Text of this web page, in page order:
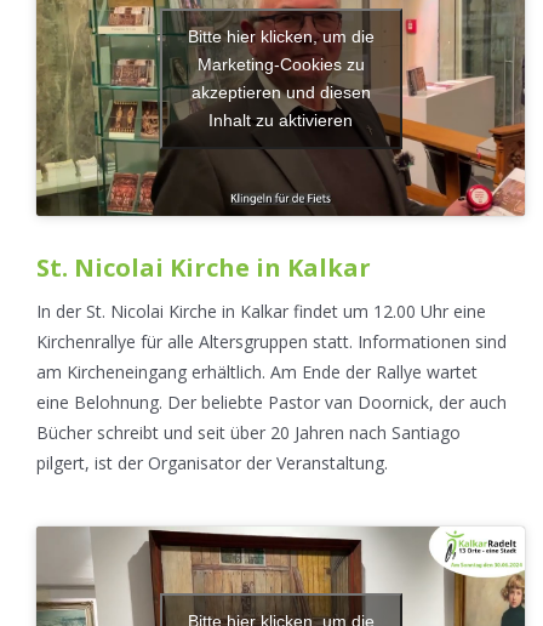
Bitte hier klicken, um die
Marketing-Cookies zu
akzeptieren und diesen
Inhalt zu aktivieren
St. Nicolai Kirche in Kalkar
In der St. Nicolai Kirche in Kalkar findet um 12.00 Uhr eine
Kirchenrallye für alle Altersgruppen statt. Informationen sind
am Kircheneingang erhältlich. Am Ende der Rallye wartet
eine Belohnung. Der beliebte Pastor van Doornick, der auch
Bücher schreibt und seit über 20 Jahren nach Santiago
pilgert, ist der Organisator der Veranstaltung.
Bitte hier klicken, um die